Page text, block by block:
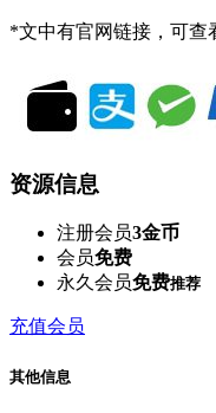
*文中有官网链接，可查
资源信息
注册会员3金币
会员免费
永久会员免费推荐
充值会员
其他信息